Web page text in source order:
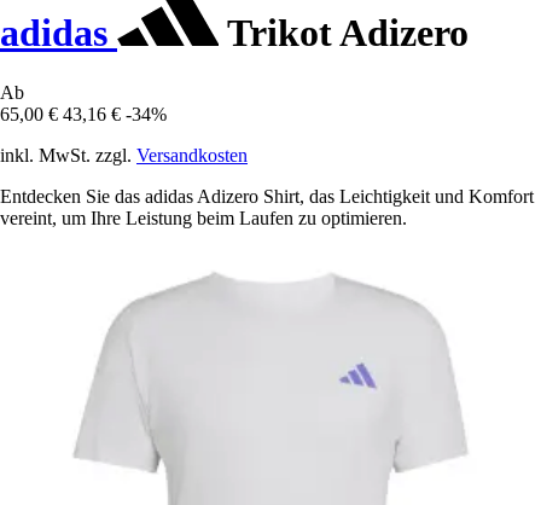
adidas Trikot Adizero
Ab
65,00 € 43,16 € -34%
inkl. MwSt. zzgl. Versandkosten
Entdecken Sie das adidas Adizero Shirt, das Leichtigkeit und Komfort
vereint, um Ihre Leistung beim Laufen zu optimieren.